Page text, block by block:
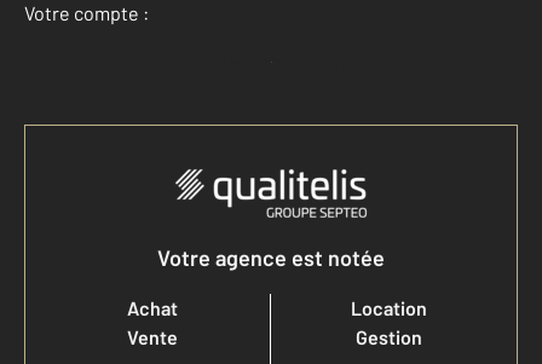
Votre compte :
Accéder à mon compte
Votre agence est notée
Achat
Vente
Location
Gestion